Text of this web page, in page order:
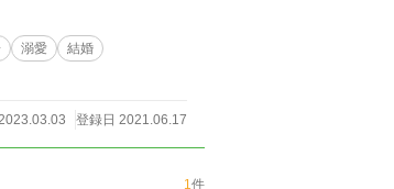
溺愛
結婚
登録日 2021.06.17
1件